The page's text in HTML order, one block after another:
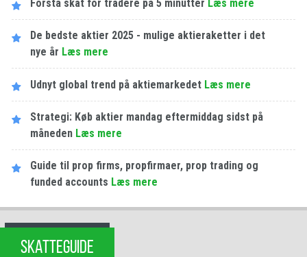
Forstå skat for tradere på 5 minutter Læs mere
De bedste aktier 2025 - mulige aktieraketter i det
nye år Læs mere
Udnyt global trend på aktiemarkedet Læs mere
Strategi: Køb aktier mandag eftermiddag sidst på
måneden Læs mere
Guide til prop firms, propfirmaer, prop trading og
funded accounts Læs mere
SKATTEGUIDE